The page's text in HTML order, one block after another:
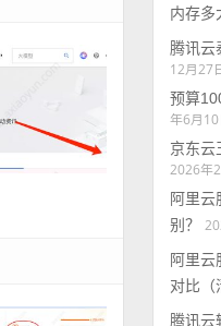
内存多
腾讯云
12月27
预算
年6月10
京东云
2026年
阿里云
别？
阿里云
对比（
腾讯云